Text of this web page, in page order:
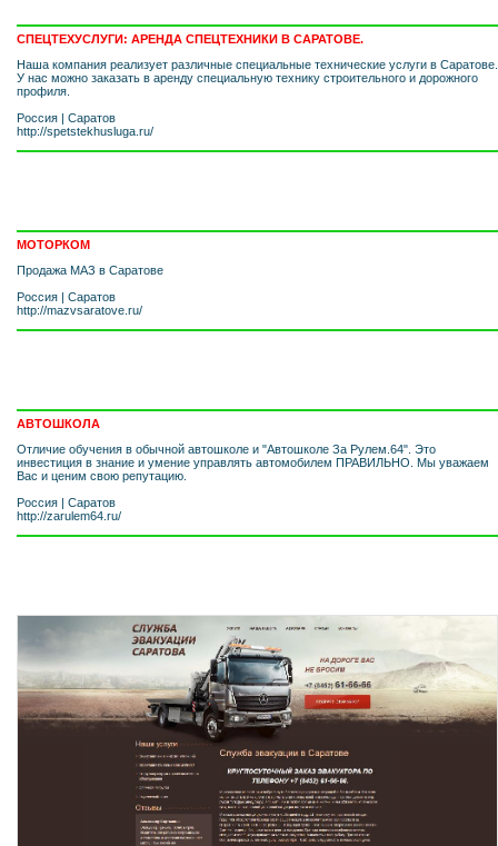
СПЕЦТЕХУСЛУГИ: АРЕНДА СПЕЦТЕХНИКИ В САРАТОВЕ.
Наша компания реализует различные специальные технические услуги в Саратове.
У нас можно заказать в аренду специальную технику строительного и дорожного
профиля.
Россия | Саратов
http://spetstekhusluga.ru/
МОТОРКОМ
Продажа МАЗ в Саратове
Россия | Саратов
http://mazvsaratove.ru/
АВТОШКОЛА
Отличие обучения в обычной автошколе и "Автошколе За Рулем.64". Это
инвестиция в знание и умение управлять автомобилем ПРАВИЛЬНО. Мы уважаем
Вас и ценим свою репутацию.
Россия | Саратов
http://zarulem64.ru/